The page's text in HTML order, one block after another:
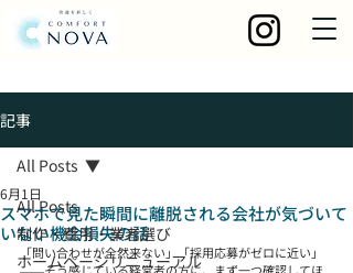
記事
All Posts
制作・費用・業者選び
ホームページリニューアル
All Posts
スマホで見た瞬間に離脱される会社が気づいて
いない機会損失の話
6月1日
「問い合わせが全然来ない」「採用応募がゼロに近い」